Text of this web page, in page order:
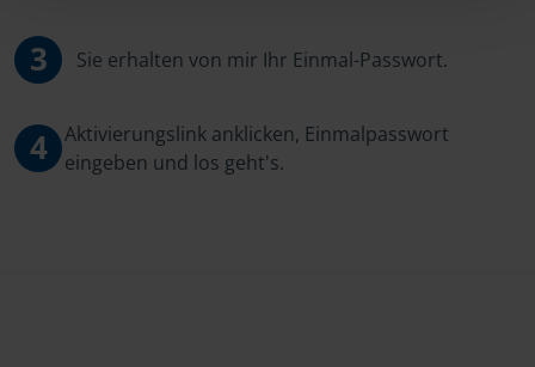
3 Sie erhalten von mir Ihr Einmal-Passwort.
4
Aktivierungslink anklicken, Einmalpasswort
eingeben und los geht's.